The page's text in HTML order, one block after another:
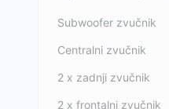
Subwoofer zvučnik
Centralni zvučnik
2 x zadnji zvučnik
2 x frontalni zvučnik